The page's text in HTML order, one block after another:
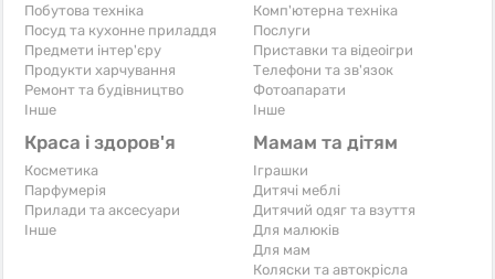
Побутова техніка
Посуд та кухонне приладдя
Предмети інтер'єру
Продукти харчування
Ремонт та будівництво
Iнше
Комп'ютерна техніка
Послуги
Приставки та відеоігри
Телефони та зв'язок
Фотоапарати
Iнше
Краса і здоров'я
Косметика
Парфумерія
Прилади та аксесуари
Iнше
Мамам та дітям
Іграшки
Дитячі меблі
Дитячий одяг та взуття
Для малюків
Для мам
Коляски та автокрісла